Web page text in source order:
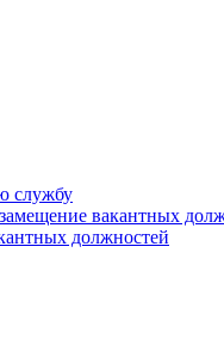
службу
вакантных
должностей